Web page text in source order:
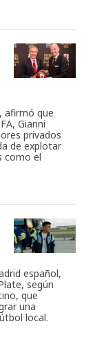
afirmó que
Gianni
privados
de explotar
como el
español,
según
que
una
local.